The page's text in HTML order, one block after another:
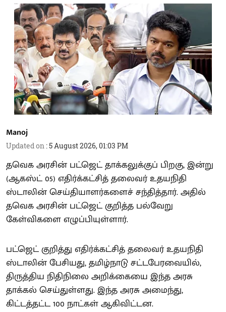
Manoj
Updated on :5 August 2026, 01:03 PM
தவெக அரசின் பட்ஜெட் தாக்கலுக்குப் பிறகு, இன்று
(ஆகஸ்ட் 05) எதிர்க்கட்சித் தலைவர் உதயநிதி
ஸ்டாலின் செய்தியாளர்களைச் சந்தித்தார். அதில்
தவெக அரசின் பட்ஜெட் குறித்த பல்வேறு
கேள்விகளை எழுப்பியுள்ளார்.
பட்ஜெட் குறித்து எதிர்க்கட்சித் தலைவர் உதயநிதி
ஸ்டாலின் பேசியது, தமிழ்நாடு சட்டபேரவையில்,
திருத்திய நிதிநிலை அறிக்கையை இந்த அரசு
தாக்கல் செய்துள்ளது. இந்த அரசு அமைந்து,
கிட்டத்தட்ட 100 நாட்கள் ஆகிவிட்டன.